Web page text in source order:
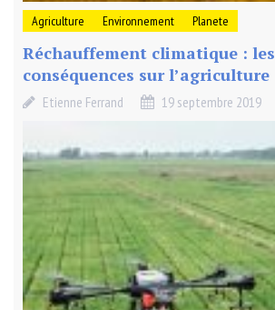
Agriculture Environnement Planete
Réchauffement climatique : les
conséquences sur l’agriculture
Etienne Ferrand 19 septembre 2019